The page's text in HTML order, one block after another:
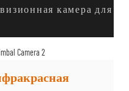
камера для